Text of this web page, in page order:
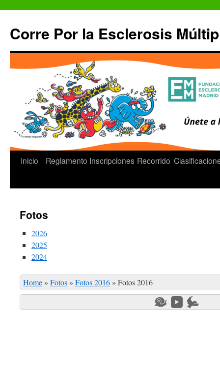
contenido
Corre Por la Esclerosis
Inicio Reglamento Inscripciones Recorrido
Fotos
2026
2025
2024
Home » Fotos » Fotos 2016 » Fotos 2016